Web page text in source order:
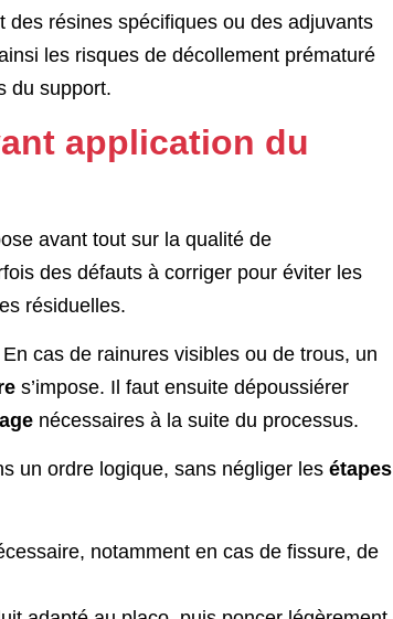
des résines spécifiques ou des adjuvants
les risques de décollement prématuré
du support.
application du
avant tout sur la qualité de
des défauts à corriger pour éviter les
résiduelles.
cas de rainures visibles ou de trous, un
s’impose. Il faut ensuite dépoussiérer
nécessaires à la suite du processus.
un ordre logique, sans négliger les étapes
notamment en cas de fissure, de